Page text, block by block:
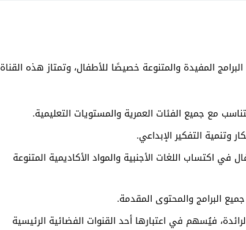
المفيدة والمتنوعة خصيصًا للأطفال، وتمتاز هذه القناة
مع جميع الفئات العمرية والمستويات التعليمية.
وتنمية التفكير الإبداعي.
اكتساب اللغات الأجنبية والمواد الأكاديمية المتنوعة
جميع البرامج والمحتوى المقدمة.
فيُسهم في اعتبارها أحد القنوات الفضائية الرئيسية